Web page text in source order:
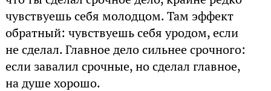
чувствуешь себя молодцом. Там эффект
обратный: чувствуешь себя уродом, если
не сделал. Главное дело сильнее срочного:
если завалил срочные, но сделал главное,
на душе хорошо.